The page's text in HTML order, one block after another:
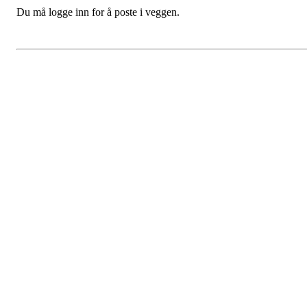
Du må logge inn for å poste i veggen.